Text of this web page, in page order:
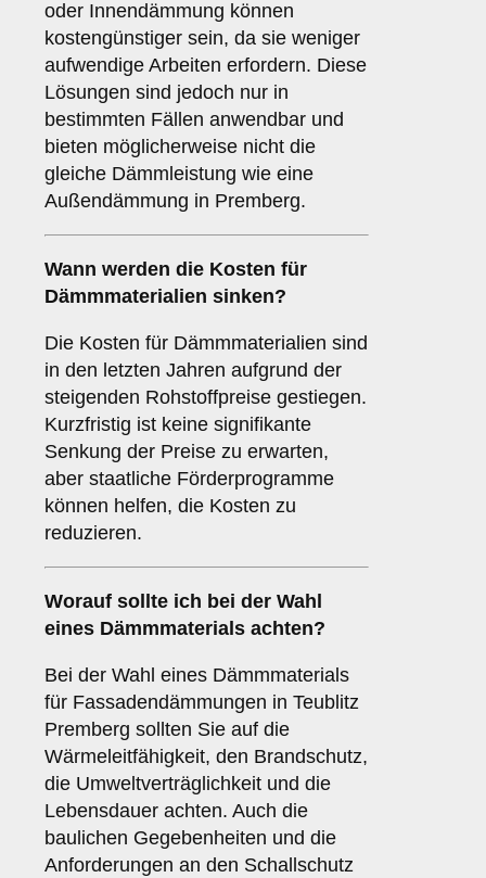
oder Innendämmung können
kostengünstiger sein, da sie weniger
aufwendige Arbeiten erfordern. Diese
Lösungen sind jedoch nur in
bestimmten Fällen anwendbar und
bieten möglicherweise nicht die
gleiche Dämmleistung wie eine
Außendämmung in Premberg.
Wann werden die Kosten für
Dämmmaterialien sinken?
Die Kosten für Dämmmaterialien sind
in den letzten Jahren aufgrund der
steigenden Rohstoffpreise gestiegen.
Kurzfristig ist keine signifikante
Senkung der Preise zu erwarten,
aber staatliche Förderprogramme
können helfen, die Kosten zu
reduzieren.
Worauf sollte ich bei der Wahl
eines Dämmmaterials achten?
Bei der Wahl eines Dämmmaterials
für Fassadendämmungen in Teublitz
Premberg sollten Sie auf die
Wärmeleitfähigkeit, den Brandschutz,
die Umweltverträglichkeit und die
Lebensdauer achten. Auch die
baulichen Gegebenheiten und die
Anforderungen an den Schallschutz